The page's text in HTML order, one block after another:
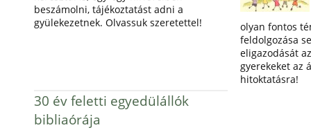
beszámolni, tájékoztatást adni a
gyülekezetnek. Olvassuk szeretettel!
olyan fontos
feldolgozása
eligazodását
gyerekeket az
hitoktatásra!
30 év feletti egyedülállók
bibliaórája